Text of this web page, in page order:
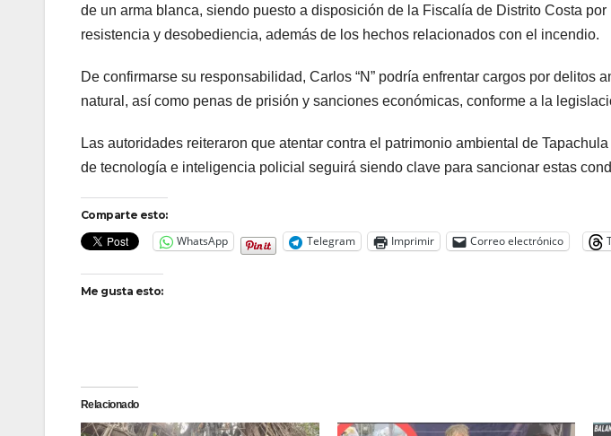
de un arma blanca, siendo puesto a disposición de la Fiscalía de Distrito Costa
resistencia y desobediencia, además de los hechos relacionados con el incendio.
De confirmarse su responsabilidad, Carlos “N” podría enfrentar cargos por delitos
natural, así como penas de prisión y sanciones económicas, conforme a la
Las autoridades reiteraron que atentar contra el patrimonio ambiental de
de tecnología e inteligencia policial seguirá siendo clave para sancionar estas
Comparte esto:
WhatsApp Telegram Imprimir Correo electrónico
Me gusta esto:
Relacionado